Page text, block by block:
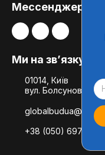
Мессенджери
Ми на зв’язку
01014, Київ
вул. Болсуновська,
+38 (050) 697-78-54